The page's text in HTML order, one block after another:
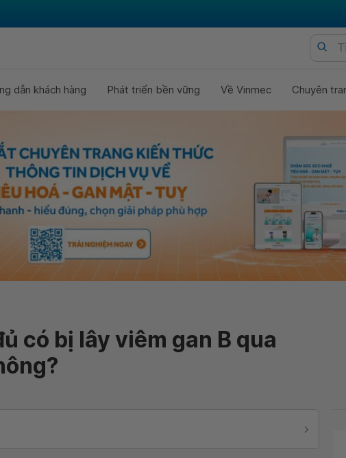
dẫn khách hàng Phát triển bền vững Về Vinmec Chuyên
có bị lây viêm gan B qua